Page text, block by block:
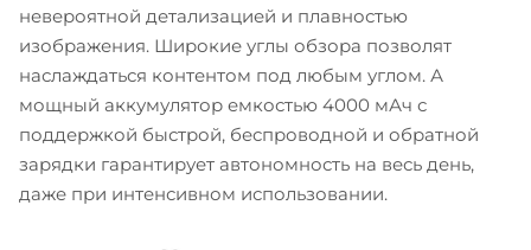
невероятной детализацией и плавностью
изображения. Широкие углы обзора позволят
наслаждаться контентом под любым углом. А
мощный аккумулятор емкостью 4000 мАч с
поддержкой быстрой, беспроводной и обратной
зарядки гарантирует автономность на весь день,
даже при интенсивном использовании.